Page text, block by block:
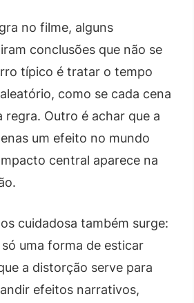
no filme, alguns
conclusões que não se
típico é tratar o tempo
como se cada cena
regra. Outro é achar que a
um efeito no mundo
central aparece na
cuidadosa também surge:
uma forma de esticar
a distorção serve para
efeitos narrativos,